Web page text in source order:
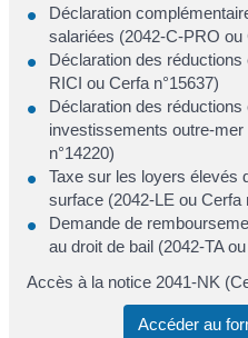
Déclaration
salariées (2042-C-PRO ou
Déclaration des
RICI ou Cerfa n°15637)
Déclaration des
investissements outre-
n°14220)
Taxe sur les loyers élevés
surface (2042-LE ou Cerfa
Demande de
au droit de bail (2042-TA
Accès à la notice 2041-NK
Accéder au